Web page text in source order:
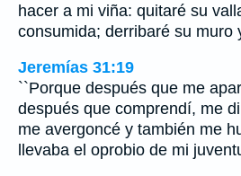
hacer a mi viña: quitaré su
consumida; derribaré su muro
Jeremías 31:19
``Porque después que me
después que comprendí, me
me avergoncé y también me
llevaba el oprobio de mi